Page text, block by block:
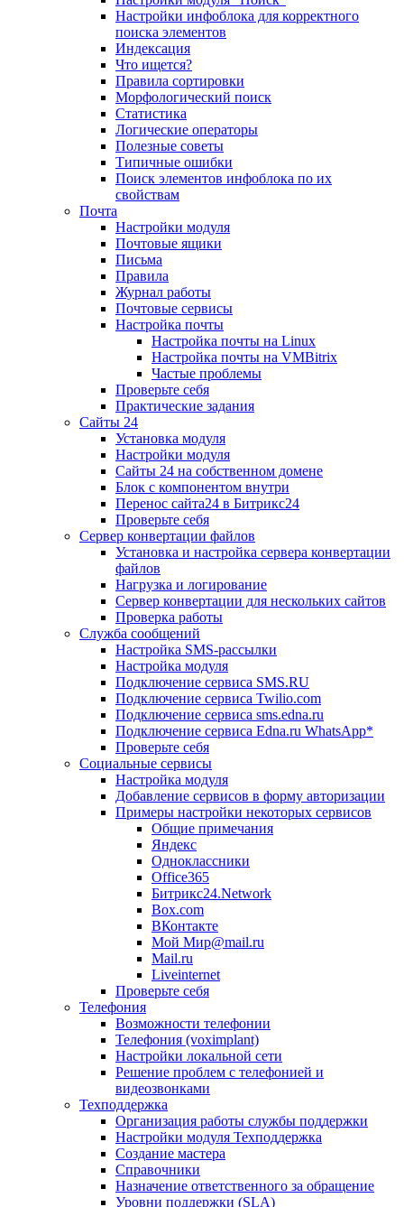
Настройки инфоблока для корректного
поиска элементов
Индексация
Что ищется?
Правила сортировки
Морфологический поиск
Статистика
Логические операторы
Полезные советы
Типичные ошибки
Поиск элементов инфоблока по их
свойствам
Почта
Настройки модуля
Почтовые ящики
Письма
Правила
Журнал работы
Почтовые сервисы
Настройка почты
Настройка почты на Linux
Настройка почты на VMBitrix
Частые проблемы
Проверьте себя
Практические задания
Сайты 24
Установка модуля
Настройки модуля
Сайты 24 на собственном домене
Блок с компонентом внутри
Перенос сайта24 в Битрикс24
Проверьте себя
Сервер конвертации файлов
Установка и настройка сервера конвертации
файлов
Нагрузка и логирование
Сервер конвертации для нескольких сайтов
Проверка работы
Служба сообщений
Настройка SMS-рассылки
Настройка модуля
Подключение сервиса SMS.RU
Подключение сервиса Twilio.com
Подключение сервиса sms.edna.ru
Подключение сервиса Edna.ru WhatsApp*
Проверьте себя
Социальные сервисы
Настройка модуля
Добавление сервисов в форму авторизации
Примеры настройки некоторых сервисов
Общие примечания
Яндекс
Одноклассники
Office365
Битрикс24.Network
Box.com
ВКонтакте
Мой Мир@mail.ru
Mail.ru
Liveinternet
Проверьте себя
Телефония
Возможности телефонии
Телефония (voximplant)
Настройки локальной сети
Решение проблем с телефонией и
видеозвонками
Техподдержка
Организация работы службы поддержки
Настройки модуля Техподдержка
Создание мастера
Справочники
Назначение ответственного за обращение
Уровни поддержки (SLA)